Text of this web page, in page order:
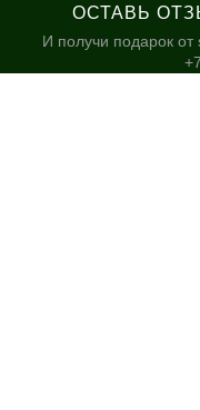
ОСТАВЬ
И получи подарок от